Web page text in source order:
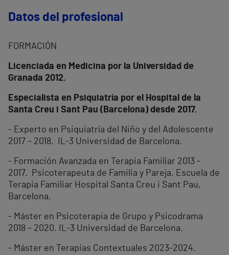
Datos del profesional
FORMACIÓN
Licenciada en Medicina por la Universidad de
Granada 2012.
Especialista en Psiquiatría por el Hospital de la
Santa Creu i Sant Pau (Barcelona) desde 2017.
- Experto en Psiquiatría del Niño y del Adolescente
2017 – 2018. IL-3 Universidad de Barcelona.
- Formación Avanzada en Terapia Familiar 2013 -
2017. Psicoterapeuta de Familia y Pareja. Escuela de
Terapia Familiar Hospital Santa Creu i Sant Pau,
Barcelona.
- Máster en Psicoterapia de Grupo y Psicodrama
2018 – 2020. IL-3 Universidad de Barcelona.
- Máster en Terapias Contextuales 2023-2024.